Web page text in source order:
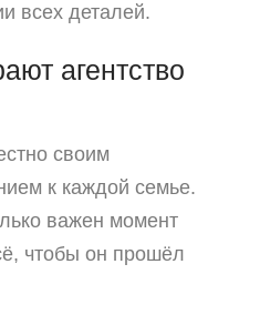
всех деталей.
агентство
своим
к каждой семье.
важен момент
чтобы он прошёл